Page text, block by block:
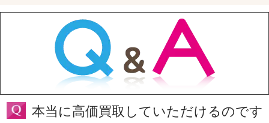
本当に高価買取していただけるのです